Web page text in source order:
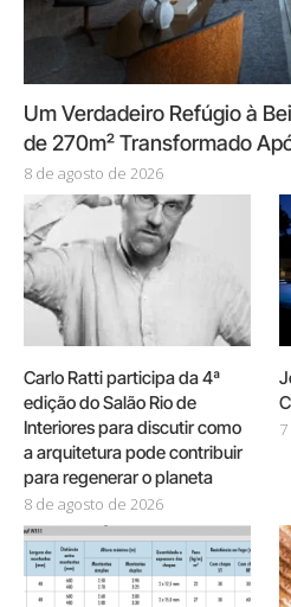
Um Verdadeiro Refúgio à
de 270m² Transformado
8 de agosto de 2026
Carlo Ratti participa da 4ª
edição do Salão Rio de
Interiores para discutir como
a arquitetura pode contribuir
para regenerar o planeta
8 de agosto de 2026